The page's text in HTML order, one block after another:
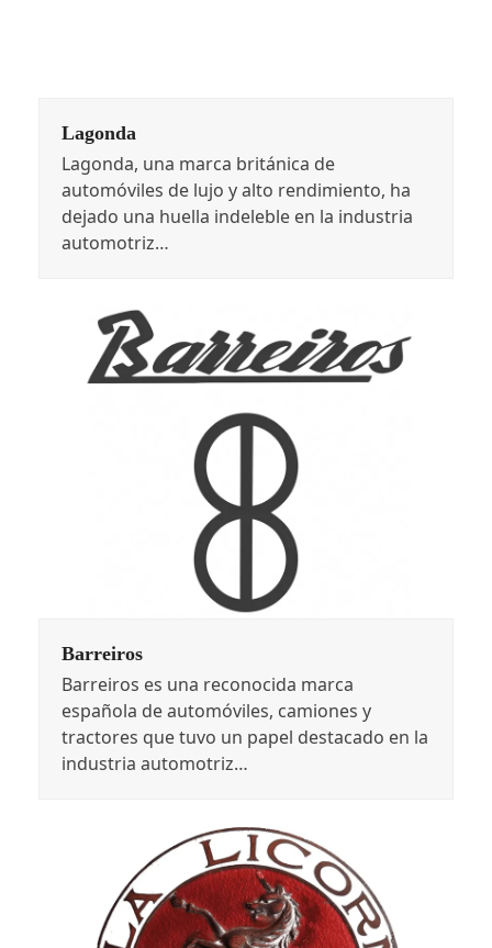
Lagonda
Lagonda, una marca británica de
automóviles de lujo y alto rendimiento, ha
dejado una huella indeleble en la industria
automotriz…
Barreiros
Barreiros es una reconocida marca
española de automóviles, camiones y
tractores que tuvo un papel destacado en la
industria automotriz…